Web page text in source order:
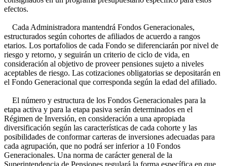
efectos.
Cada Administradora mantendrá Fondos Generacionales,
estructurados según cohortes de afiliados de acuerdo a rangos
etarios. Los portafolios de cada Fondo se diferenciarán por nivel de
riesgo y retorno, y seguirán un criterio de ciclo de vida, en
consideración al objetivo de proveer pensiones sujeto a niveles
aceptables de riesgo. Las cotizaciones obligatorias se depositarán en
el Fondo Generacional que corresponda según la edad del afiliado.
El número y estructura de los Fondos Generacionales para la
etapa activa y para la etapa pasiva serán determinados en el
Régimen de Inversión, en consideración a una apropiada
diversificación según las características de cada cohorte y las
posibilidades de conformar carteras de inversiones adecuadas para
cada agrupación, que no podrá ser inferior a 10 Fondos
Generacionales. Una norma de carácter general de la
Superintendencia de Pensiones regulará la forma específica en que